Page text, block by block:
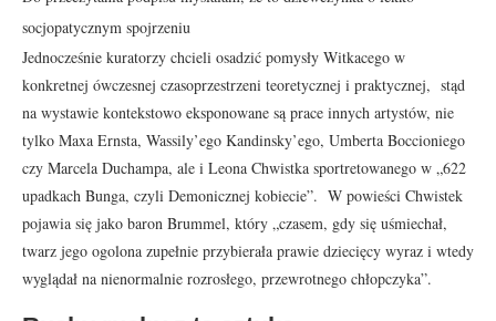
socjopatycznym spojrzeniu
Jednocześnie kuratorzy chcieli osadzić pomysły Witkacego w
konkretnej ówczesnej czasoprzestrzeni teoretycznej i praktycznej, stąd
na wystawie kontekstowo eksponowane są prace innych artystów, nie
tylko Maxa Ernsta, Wassily’ego Kandinsky’ego, Umberta Boccioniego
czy Marcela Duchampa, ale i Leona Chwistka sportretowanego w „622
upadkach Bunga, czyli Demonicznej kobiecie”. W powieści Chwistek
pojawia się jako baron Brummel, który „czasem, gdy się uśmiechał,
twarz jego ogolona zupełnie przybierała prawie dziecięcy wyraz i wtedy
wyglądał na nienormalnie rozrosłego, przewrotnego chłopczyka”.